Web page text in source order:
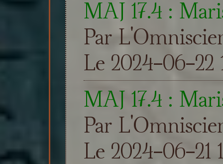
MAJ 17.4 :
Par
Le 2024-06-22
MAJ 17.4 :
Par
Le 2024-06-21